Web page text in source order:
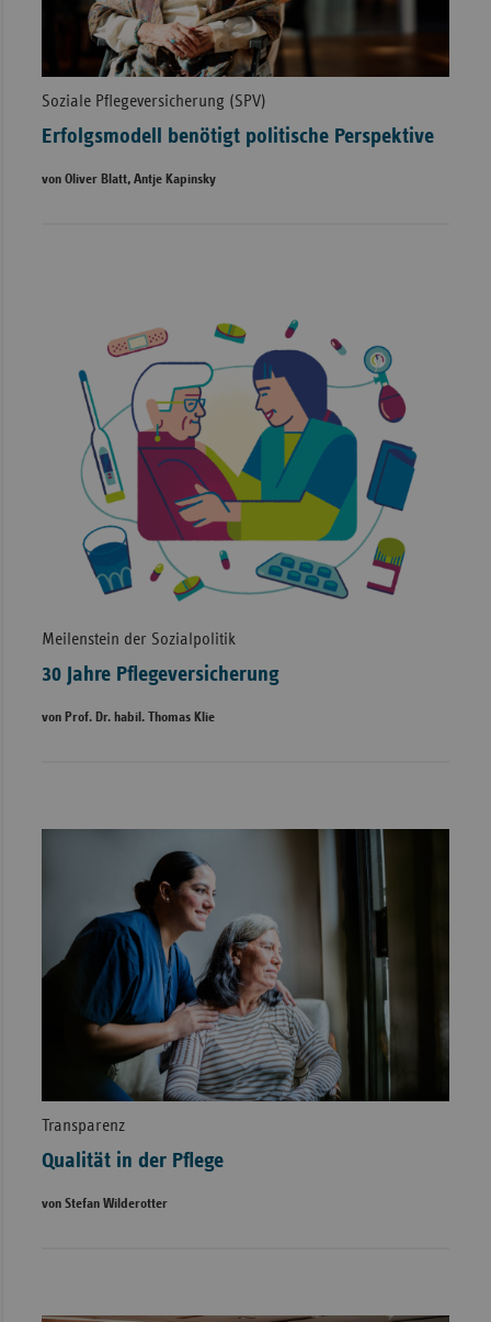
Soziale Pflegeversicherung (SPV)
Erfolgsmodell benötigt politische Perspektive
von Oliver Blatt, Antje Kapinsky
Meilenstein der Sozialpolitik
30 Jahre Pflegeversicherung
von Prof. Dr. habil. Thomas Klie
Transparenz
Qualität in der Pflege
von Stefan Wilderotter